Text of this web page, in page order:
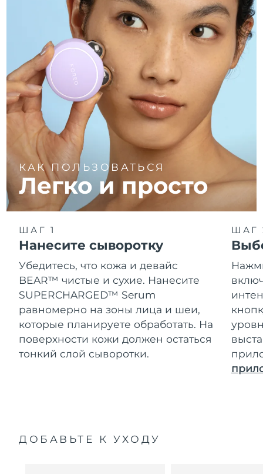
КАК ПОЛЬЗОВАТЬСЯ
Легко и просто
ШАГ 1
Нанесите сыворотку
Убедитесь, что кожа и девайс
BEAR™ чистые и сухие. Нанесите
SUPERCHARGED™ Serum
равномерно на зоны лица и шеи,
которые планируете обработать. На
поверхности кожи должен остаться
тонкий слой сыворотки.
ШАГ
ДОБАВЬТЕ К УХОДУ